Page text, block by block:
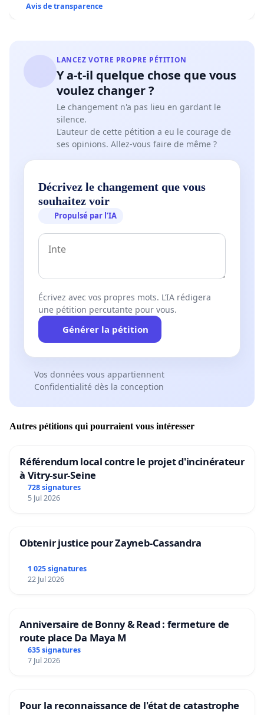
Avis de transparence
LANCEZ VOTRE PROPRE PÉTITION
Y a-t-il quelque chose que vous
voulez changer ?
Le changement n'a pas lieu en gardant le
silence.
L'auteur de cette pétition a eu le courage de
ses opinions. Allez-vous faire de même ?
Décrivez le changement que vous
souhaitez voir
Propulsé par l’IA
Écrivez avec vos propres mots. L’IA rédigera
une pétition percutante pour vous.
Générer la pétition
Vos données vous appartiennent
Confidentialité dès la conception
Autres pétitions qui pourraient vous intéresser
Référendum local contre le projet d'incinérateur
à Vitry-sur-Seine
728 signatures
5 Jul 2026
Obtenir justice pour Zayneb-Cassandra
1 025 signatures
22 Jul 2026
Anniversaire de Bonny & Read : fermeture de
route place Da Maya M
635 signatures
7 Jul 2026
Pour la reconnaissance de l'état de catastrophe